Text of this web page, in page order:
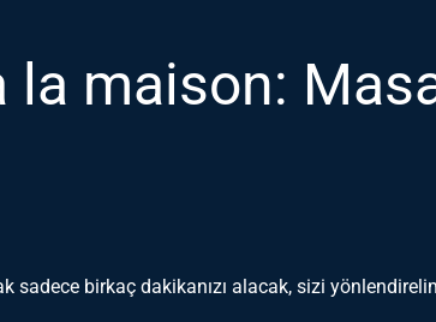
maison:
sadece birkaç dakikanızı alacak, sizi